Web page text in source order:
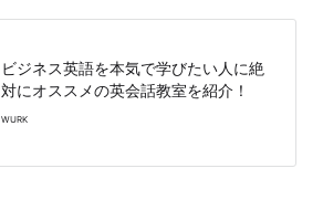
ビジネス英語を本気で学びたい人に絶
対にオススメの英会話教室を紹介！
WURK